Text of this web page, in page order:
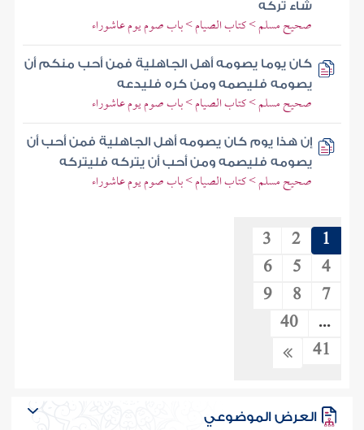
شاء تركه
صحيح مسلم > كتاب الصيام > باب صوم يوم عاشوراء
كان يوما يصومه أهل الجاهلية فمن أحب منكم أن
يصومه فليصمه ومن كره فليدعه
صحيح مسلم > كتاب الصيام > باب صوم يوم عاشوراء
إن هذا يوم كان يصومه أهل الجاهلية فمن أحب أن
يصومه فليصمه ومن أحب أن يتركه فليتركه
صحيح مسلم > كتاب الصيام > باب صوم يوم عاشوراء
1
2
3
4
5
6
7
8
9
...
40
41
العرض الموضوعي